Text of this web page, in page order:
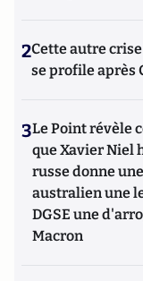
2Cette autre
se profile après
3Le Point révèle
que Xavier Niel
russe donne
australien une
DGSE une
Macron